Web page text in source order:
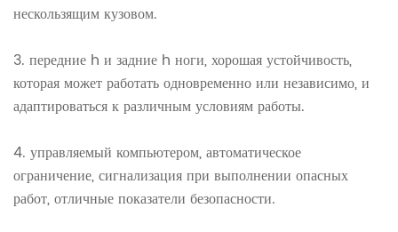
нескользящим кузовом.
3. передние h и задние h ноги, хорошая устойчивость,
которая может работать одновременно или независимо, и
адаптироваться к различным условиям работы.
4. управляемый компьютером, автоматическое
ограничение, сигнализация при выполнении опасных
работ, отличные показатели безопасности.